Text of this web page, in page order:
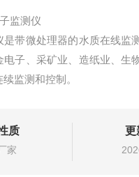
监测仪
是带微处理器的水质在线
电子、采矿业、造纸业、
监测和控制。
质
家
更